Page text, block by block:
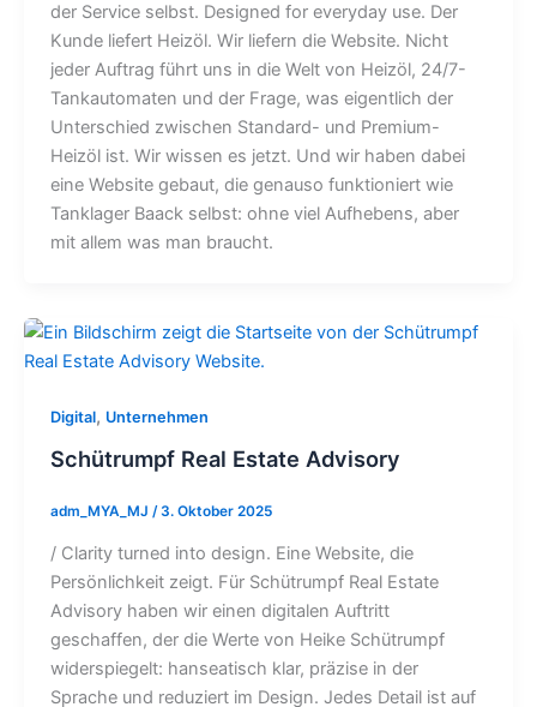
der Service selbst. Designed for everyday use. Der
Kunde liefert Heizöl. Wir liefern die Website. Nicht
jeder Auftrag führt uns in die Welt von Heizöl, 24/7-
Tankautomaten und der Frage, was eigentlich der
Unterschied zwischen Standard- und Premium-
Heizöl ist. Wir wissen es jetzt. Und wir haben dabei
eine Website gebaut, die genauso funktioniert wie
Tanklager Baack selbst: ohne viel Aufhebens, aber
mit allem was man braucht.
Digital, Unternehmen
Schütrumpf Real Estate Advisory
adm_MYA_MJ /3. Oktober 2025
/ Clarity turned into design. Eine Website, die
Persönlichkeit zeigt. Für Schütrumpf Real Estate
Advisory haben wir einen digitalen Auftritt
geschaffen, der die Werte von Heike Schütrumpf
widerspiegelt: hanseatisch klar, präzise in der
Sprache und reduziert im Design. Jedes Detail ist auf